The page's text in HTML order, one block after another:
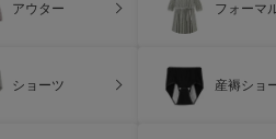
アウター フォーマ
ショーツ 産褥ショ